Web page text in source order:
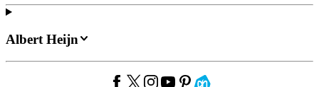
Albert Heijn